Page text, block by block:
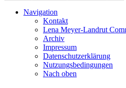
Navigation
Kontakt
Lena Meyer-Landrut
Archiv
Impressum
Datenschutzerklärung
Nutzungsbedingungen
Nach oben